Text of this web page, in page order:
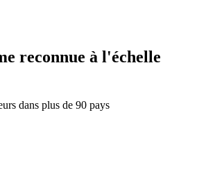
reconnue à l'échelle
dans plus de 90 pays